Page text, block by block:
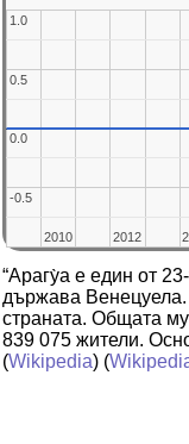
2010
2010 2012
2012
-0.5
-0.5
0.0
0.0
0.5
0.5
1.0
1.0
“Арагу̀а е един от
държава
страната. Общата
839 075 жители.
(Wikipedia) (